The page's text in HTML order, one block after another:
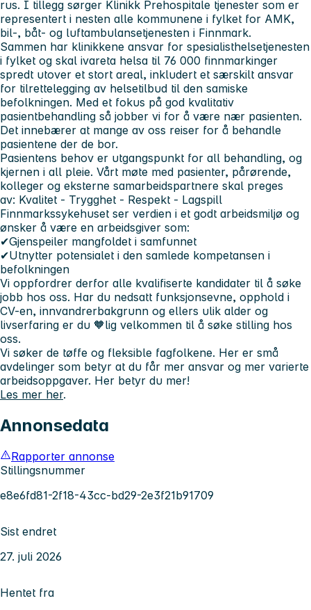
rus. I tillegg sørger Klinikk Prehospitale tjenester som er
representert i nesten alle kommunene i fylket for AMK,
bil-, båt- og luftambulansetjenesten i Finnmark.
Sammen har klinikkene ansvar for spesialisthelsetjenesten
i fylket og skal ivareta helsa til 76 000 finnmarkinger
spredt utover et stort areal, inkludert et særskilt ansvar
for tilrettelegging av helsetilbud til den samiske
befolkningen. Med et fokus på god kvalitativ
pasientbehandling så jobber vi for å være nær pasienten.
Det innebærer at mange av oss reiser for å behandle
pasientene der de bor.
Pasientens behov er utgangspunkt for all behandling, og
kjernen i all pleie. Vårt møte med pasienter, pårørende,
kolleger og eksterne samarbeidspartnere skal preges
av: Kvalitet - Trygghet - Respekt - Lagspill
Finnmarkssykehuset ser verdien i et godt arbeidsmiljø og
ønsker å være en arbeidsgiver som:
✔Gjenspeiler mangfoldet i samfunnet
✔Utnytter potensialet i den samlede kompetansen i
befolkningen
Vi oppfordrer derfor alle kvalifiserte kandidater til å søke
jobb hos oss. Har du nedsatt funksjonsevne, opphold i
CV-en, innvandrerbakgrunn og ellers ulik alder og
livserfaring er du 🧡lig velkommen til å søke stilling hos
oss.
Vi søker de tøffe og fleksible fagfolkene. Her er små
avdelinger som betyr at du får mer ansvar og mer varierte
arbeidsoppgaver. Her betyr du mer!
Les mer her.
Annonsedata
Rapporter annonse
Stillingsnummer
e8e6fd81-2f18-43cc-bd29-2e3f21b91709
Sist endret
27. juli 2026
Hentet fra